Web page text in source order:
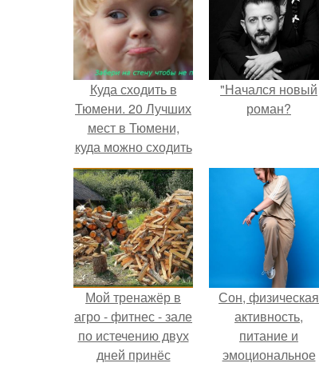
Куда сходить в
Тюмени. 20 Лучших
мест в Тюмени,
куда можно сходить
с маленьким
ребенком
"Начался новый
роман?
Мой тренажёр в
агро - фитнес - зале
по истечению двух
дней принёс
Сон, физическая
активность,
питание и
эмоциональное